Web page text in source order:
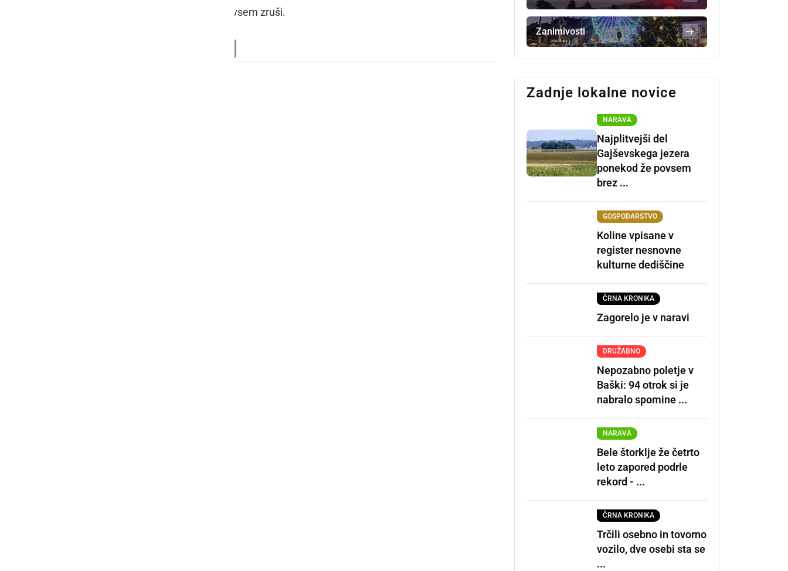
obstaja tudi nevarnost, da se zid povsem zruši.
PrintFriendly
Zanimivosti
Zadnje lokalne novice
NARAVA
Najplitvejši del
Gajševskega jezera
ponekod že povsem
brez ...
GOSPODARSTVO
Koline vpisane v
register nesnovne
kulturne dediščine
ČRNA KRONIKA
Zagorelo je v naravi
DRUŽABNO
Nepozabno poletje v
Baški: 94 otrok si je
nabralo spomine ...
NARAVA
Bele štorklje že četrto
leto zapored podrle
rekord - ...
ČRNA KRONIKA
Trčili osebno in tovorno
vozilo, dve osebi sta se
...